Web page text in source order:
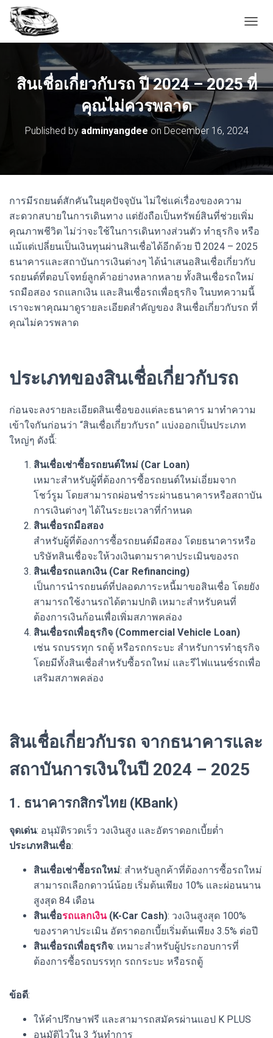
O
G
L
E
N
G
T
สินเชื่อเกี่ยวกับรถ ปี 2024 – 2025 ที่
คุณไม่ควรพลาด
Published by adminyangdee on December 16, 2024
การมีรถยนต์สักคันในยุคปัจจุบัน ไม่ใช่แค่เรื่องของความ
สะดวกสบายในการเดินทาง แต่ยังถือเป็นทรัพย์สินที่ช่วยเพิ่ม
คุณภาพชีวิต ไม่ว่าจะใช้ในการเดินทางส่วนตัว ทำธุรกิจ หรือ
แม้แต่เปลี่ยนเป็นเงินทุนผ่านสินเชื่อได้อีกด้วย ปี 2024 – 2025
ธนาคารและสถาบันการเงินต่างๆ ได้นำเสนอสินเชื่อเกี่ยวกับ
รถยนต์ที่ตอบโจทย์ลูกค้าอย่างหลากหลาย ทั้งสินเชื่อรถใหม่
รถมือสอง รถแลกเงิน และสินเชื่อรถเพื่อธุรกิจ ในบทความนี้
เราจะพาคุณมาดูรายละเอียดสำคัญของ สินเชื่อเกี่ยวกับรถ ที่
คุณไม่ควรพลาด
ประเภทของสินเชื่อเกี่ยวกับรถ
ก่อนจะลงรายละเอียดสินเชื่อของแต่ละธนาคาร มาทำความ
เข้าใจกันก่อนว่า “สินเชื่อเกี่ยวกับรถ” แบ่งออกเป็นประเภท
ใหญ่ๆ ดังนี้:
สินเชื่อเช่าซื้อรถยนต์ใหม่ (Car Loan)
เหมาะสำหรับผู้ที่ต้องการซื้อรถยนต์ใหม่เอี่ยมจาก
โชว์รูม โดยสามารถผ่อนชำระผ่านธนาคารหรือสถาบัน
การเงินต่างๆ ได้ในระยะเวลาที่กำหนด
สินเชื่อรถมือสอง
สำหรับผู้ที่ต้องการซื้อรถยนต์มือสอง โดยธนาคารหรือ
บริษัทสินเชื่อจะให้วงเงินตามราคาประเมินของรถ
สินเชื่อรถแลกเงิน (Car Refinancing)
เป็นการนำรถยนต์ที่ปลอดภาระหนี้มาขอสินเชื่อ โดยยัง
สามารถใช้งานรถได้ตามปกติ เหมาะสำหรับคนที่
ต้องการเงินก้อนเพื่อเพิ่มสภาพคล่อง
สินเชื่อรถเพื่อธุรกิจ (Commercial Vehicle Loan)
เช่น รถบรรทุก รถตู้ หรือรถกระบะ สำหรับการทำธุรกิจ
โดยมีทั้งสินเชื่อสำหรับซื้อรถใหม่ และรีไฟแนนซ์รถเพื่อ
เสริมสภาพคล่อง
สินเชื่อเกี่ยวกับรถ จากธนาคารและ
สถาบันการเงินในปี 2024 – 2025
1. ธนาคารกสิกรไทย (KBank)
จุดเด่น: อนุมัติรวดเร็ว วงเงินสูง และอัตราดอกเบี้ยต่ำ
ประเภทสินเชื่อ:
สินเชื่อเช่าซื้อรถใหม่: สำหรับลูกค้าที่ต้องการซื้อรถใหม่
สามารถเลือกดาวน์น้อย เริ่มต้นเพียง 10% และผ่อนนาน
สูงสุด 84 เดือน
สินเชื่อรถแลกเงิน(K-Car Cash): วงเงินสูงสุด 100%
ของราคาประเมิน อัตราดอกเบี้ยเริ่มต้นเพียง 3.5% ต่อปี
สินเชื่อรถเพื่อธุรกิจ: เหมาะสำหรับผู้ประกอบการที่
ต้องการซื้อรถบรรทุก รถกระบะ หรือรถตู้
ข้อดี:
ให้คำปรึกษาฟรี และสามารถสมัครผ่านแอป K PLUS
อนุมัติไวใน 3 วันทำการ